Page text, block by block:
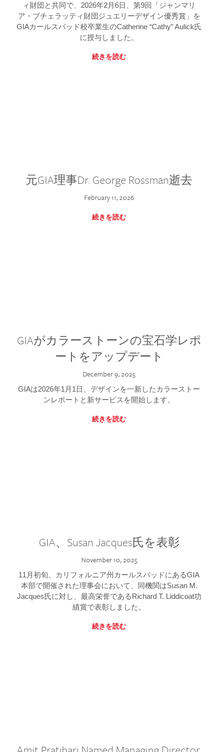
ィ財団と共同で、2026年2月6日、第9回「ジャンマリ
ア・ブチェラッティ財団ジュエリーデザイン優秀賞」を
GIAカールスバッド校卒業生のCatherine “Cathy” Aulick氏
に授与しました。
続きを読む
元GIA理事Dr. George Rossman逝去
February 11, 2026
続きを読む
GIAがカラーストーンの宝石学レポ
ートをアップデート
December 9, 2025
GIAは2026年1月1日、デザインを一新したカラーストー
ンレポートと新サービスを開始します。
続きを読む
GIA、Susan Jacques氏を表彰
November 10, 2025
11月初旬、カリフォルニア州カールスバッドにあるGIA
本部で開催された理事会において、同機関はSusan M.
Jacques氏に対し、最高栄誉であるRichard T. Liddicoat功
績賞で表彰しました。
続きを読む